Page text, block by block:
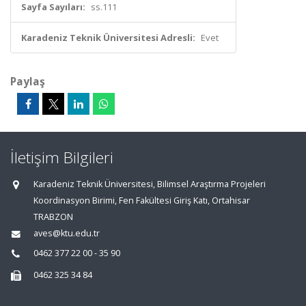
Sayfa Sayıları: ss.111
Karadeniz Teknik Üniversitesi Adresli: Evet
Paylaş
İletişim Bilgileri
Karadeniz Teknik Üniversitesi, Bilimsel Araştırma Projeleri
Koordinasyon Birimi, Fen Fakültesi Giriş Katı, Ortahisar
TRABZON
aves@ktu.edu.tr
0462 377 22 00 - 35 90
0462 325 34 84